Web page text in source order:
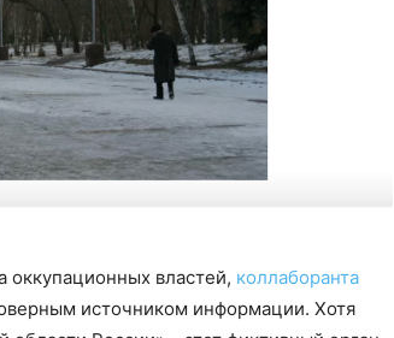
оккупационных властей, коллаборанта
источником информации. Хотя